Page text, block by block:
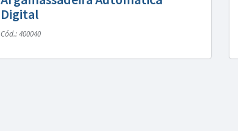
Digital
Cód.: 400040